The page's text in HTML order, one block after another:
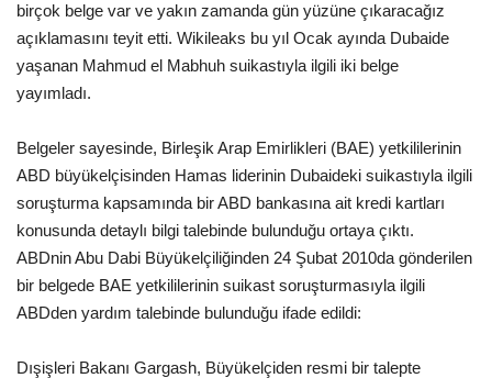
Siyaset
Künye
Sağlık
İletişim
Kültür Sanat
birçok belge var ve yakın zamanda gün yüzüne çıkaracağız
açıklamasını teyit etti. Wikileaks bu yıl Ocak ayında Dubaide
yaşanan Mahmud el Mabhuh suikastıyla ilgili iki belge
yayımladı.
Belgeler sayesinde, Birleşik Arap Emirlikleri (BAE) yetkililerinin
ABD büyükelçisinden Hamas liderinin Dubaideki suikastıyla ilgili
soruşturma kapsamında bir ABD bankasına ait kredi kartları
konusunda detaylı bilgi talebinde bulunduğu ortaya çıktı.
ABDnin Abu Dabi Büyükelçiliğinden 24 Şubat 2010da gönderilen
bir belgede BAE yetkililerinin suikast soruşturmasıyla ilgili
ABDden yardım talebinde bulunduğu ifade edildi:
Dışişleri Bakanı Gargash, Büyükelçiden resmi bir talepte